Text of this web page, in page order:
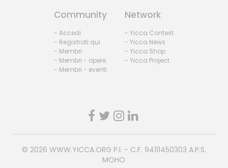
Community
- Accedi
- Registrati qui
- Membri
- Membri - opere
- Membri - eventi
Network
- Yicca Contest
- Yicca News
- Yicca Shop
- Yicca Project
© 2026 WWW.YICCA.ORG P.I. - C.F. 94111450303 A.P.S.
MOHO